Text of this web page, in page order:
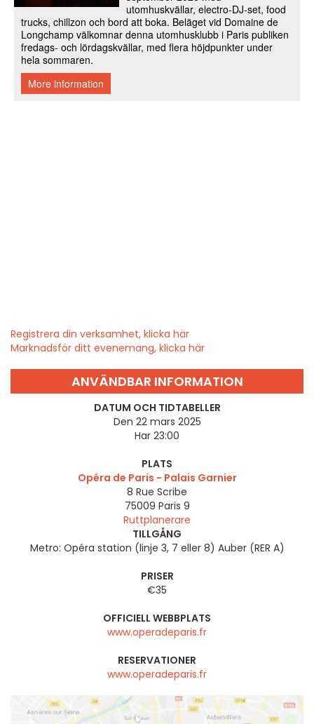
Registrera din verksamhet, klicka här
Marknadsför ditt evenemang, klicka här
ANVÄNDBAR INFORMATION
DATUM OCH TIDTABELLER
Den 22 mars 2025
Har 23:00
PLATS
Opéra de Paris - Palais Garnier
8 Rue Scribe
75009 Paris 9
Ruttplanerare
TILLGÅNG
Metro: Opéra station (linje 3, 7 eller 8) Auber (RER A)
PRISER
€35
OFFICIELL WEBBPLATS
www.operadeparis.fr
RESERVATIONER
www.operadeparis.fr